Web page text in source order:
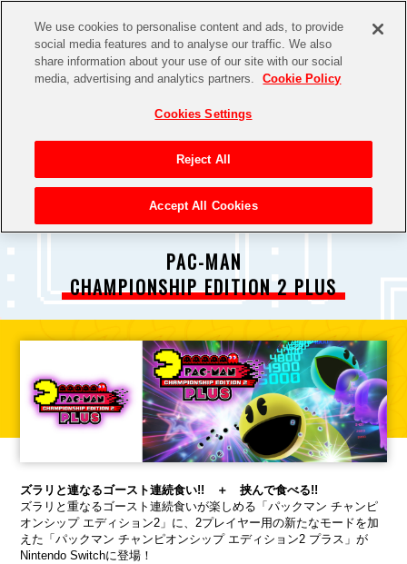
PAC-MAN
CHAMPIONSHIP EDITION 2 PLUS
ズラリと連なるゴースト連続食い!! ＋ 挟んで食べる!!
ズラリと重なるゴースト連続食いが楽しめる「パックマン チャンピ
オンシップ エディション2」に、2プレイヤー用の新たなモードを加
えた「パックマン チャンピオンシップ エディション2 プラス」が
Nintendo Switchに登場！
We use cookies to personalise content and ads, to provide
social media features and to analyse our traffic. We also
share information about your use of our site with our social
media, advertising and analytics partners.
Cookie Policy
Cookies Settings
Reject All
Accept All Cookies